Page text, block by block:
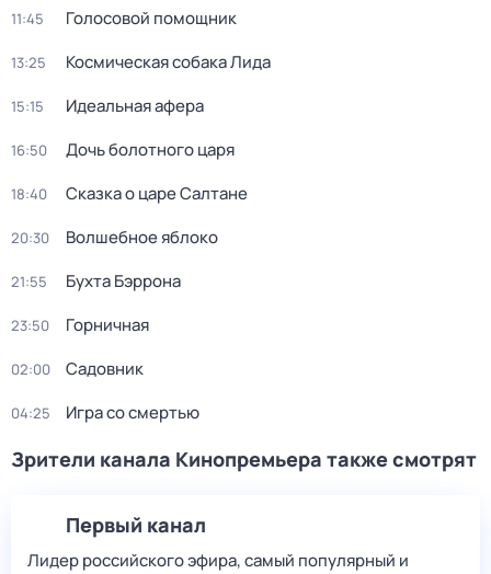
11:45 Голосовой помощник
13:25 Космическая собака Лида
15:15 Идеальная афера
16:50 Дочь болотного царя
18:40 Сказка о царе Салтане
20:30 Волшебное яблоко
21:55 Бухта Бэррона
23:50 Горничная
02:00 Садовник
04:25 Игра со смертью
Зрители канала Кинопремьера также смотрят
Первый канал
Лидер российского эфира, самый популярный и